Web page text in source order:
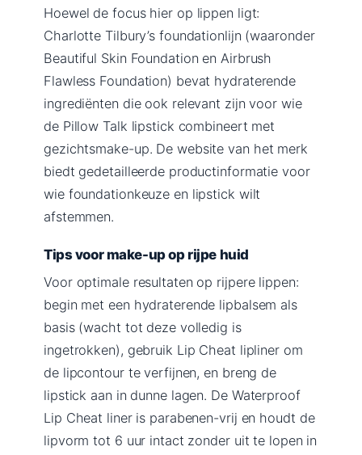
Hoewel de focus hier op lippen ligt:
Charlotte Tilbury’s foundationlijn (waaronder
Beautiful Skin Foundation en Airbrush
Flawless Foundation) bevat hydraterende
ingrediënten die ook relevant zijn voor wie
de Pillow Talk lipstick combineert met
gezichtsmake-up. De website van het merk
biedt gedetailleerde productinformatie voor
wie foundationkeuze en lipstick wilt
afstemmen.
Tips voor make-up op rijpe huid
Voor optimale resultaten op rijpere lippen:
begin met een hydraterende lipbalsem als
basis (wacht tot deze volledig is
ingetrokken), gebruik Lip Cheat lipliner om
de lipcontour te verfijnen, en breng de
lipstick aan in dunne lagen. De Waterproof
Lip Cheat liner is parabenen-vrij en houdt de
lipvorm tot 6 uur intact zonder uit te lopen in